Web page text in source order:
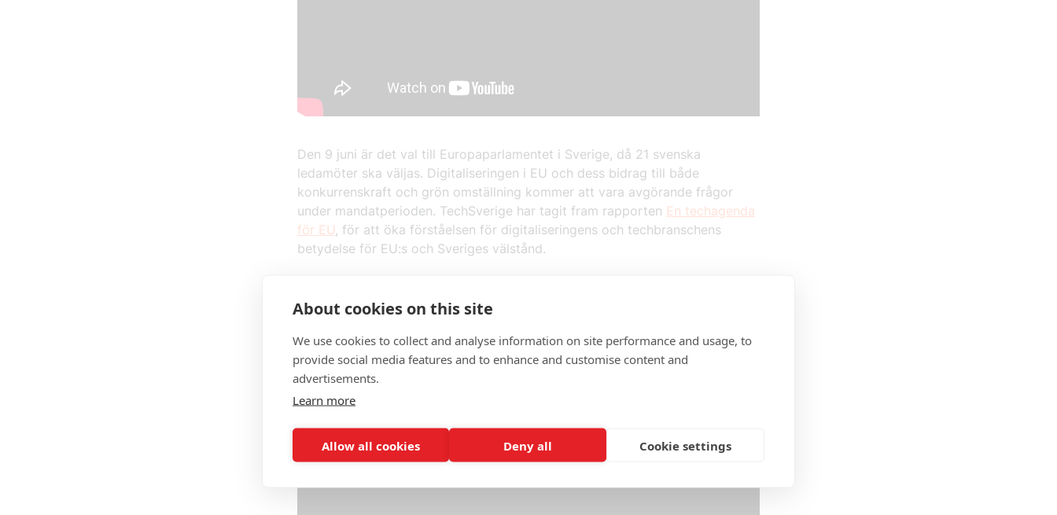
Den 9 juni är det val till Europaparlamentet i Sverige, då 21 svenska
ledamöter ska väljas. Digitaliseringen i EU och dess bidrag till både
konkurrenskraft och grön omställning kommer att vara avgörande frågor
under mandatperioden. TechSverige har tagit fram rapporten En techagenda
för EU, för att öka förståelsen för digitaliseringens och techbranschens
betydelse för EU:s och Sveriges välstånd.
En techagenda för EU
Se även
About cookies on this site
We use cookies to collect and analyse information on site performance and usage, to
provide social media features and to enhance and customise content and
advertisements.
Learn more
Allow all cookies Deny all Cookie settings